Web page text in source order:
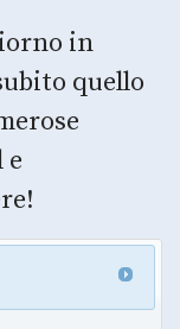
in
quello
e